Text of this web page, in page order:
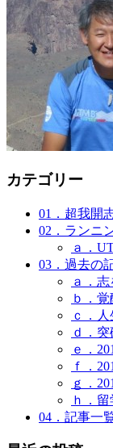
カテゴリー
01．超我開
02．ランニ
ａ．
03．過去の
ａ．志
ｂ．
ｃ．
ｄ．突
ｅ．
ｆ．
ｇ．
ｈ．
04．記事一